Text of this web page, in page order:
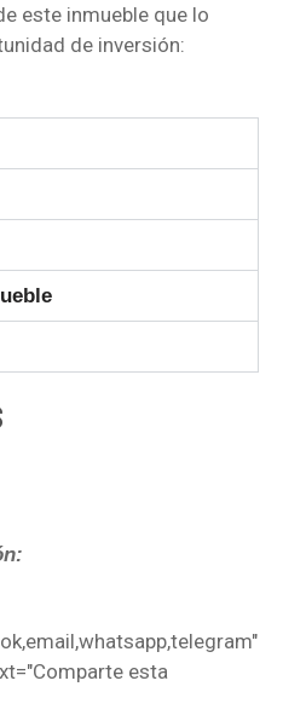
este inmueble que lo
de inversión:
esta